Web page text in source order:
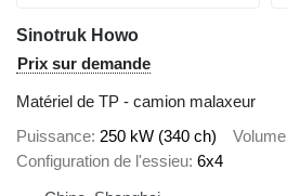
Sinotruk Howo
Prix sur demande
Matériel de TP - camion malaxeur
Puissance 250 kW (340 ch) Volume
Configuration de l'essieu 6x4